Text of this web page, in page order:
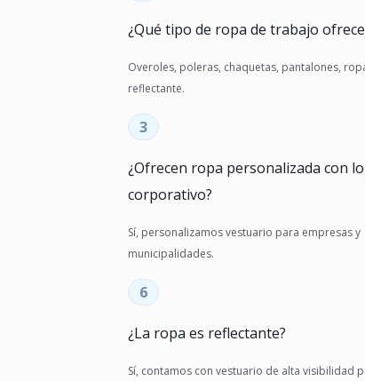
¿Qué tipo de ropa de trabajo
Overoles, poleras, chaquetas, pantalones,
reflectante.
3
¿Ofrecen ropa personalizada con
corporativo?
Sí, personalizamos vestuario para empresas y
municipalidades.
6
¿La ropa es reflectante?
Sí, contamos con vestuario de alta visibilidad